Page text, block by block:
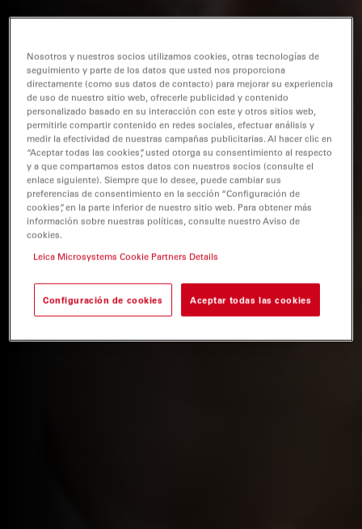
Nosotros y nuestros socios utilizamos cookies, otras tecnologías de
seguimiento y parte de los datos que usted nos proporciona
directamente (como sus datos de contacto) para mejorar su experiencia
de uso de nuestro sitio web, ofrecerle publicidad y contenido
personalizado basado en su interacción con este y otros sitios web,
permitirle compartir contenido en redes sociales, efectuar análisis y
medir la efectividad de nuestras campañas publicitarias. Al hacer clic en
“Aceptar todas las cookies”, usted otorga su consentimiento al respecto
y a que compartamos estos datos con nuestros socios (consulte el
enlace siguiente). Siempre que lo desee, puede cambiar sus
preferencias de consentimiento en la sección “Configuración de
cookies”, en la parte inferior de nuestro sitio web. Para obtener más
información sobre nuestras políticas, consulte nuestro Aviso de
cookies.
Leica Microsystems Cookie Partners Details
Configuración de cookies Aceptar todas las cookies